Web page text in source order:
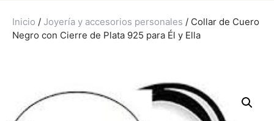
Inicio / Joyería y accesorios personales / Collar de Cuero
Negro con Cierre de Plata 925 para Él y Ella